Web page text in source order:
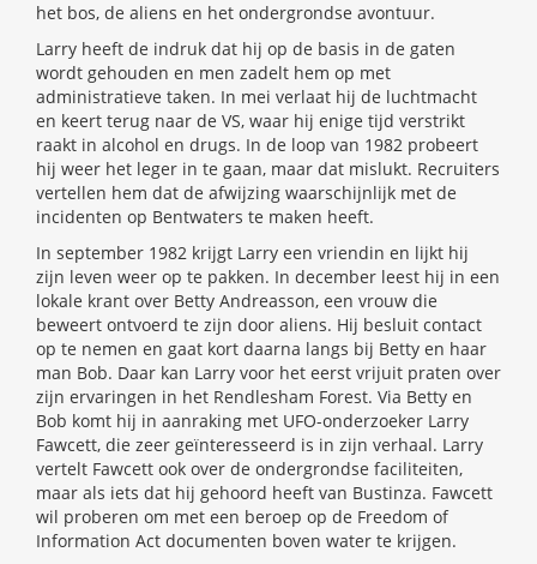
het bos, de aliens en het ondergrondse avontuur.
Larry heeft de indruk dat hij op de basis in de gaten
wordt gehouden en men zadelt hem op met
administratieve taken. In mei verlaat hij de luchtmacht
en keert terug naar de VS, waar hij enige tijd verstrikt
raakt in alcohol en drugs. In de loop van 1982 probeert
hij weer het leger in te gaan, maar dat mislukt. Recruiters
vertellen hem dat de afwijzing waarschijnlijk met de
incidenten op Bentwaters te maken heeft.
In september 1982 krijgt Larry een vriendin en lijkt hij
zijn leven weer op te pakken. In december leest hij in een
lokale krant over Betty Andreasson, een vrouw die
beweert ontvoerd te zijn door aliens. Hij besluit contact
op te nemen en gaat kort daarna langs bij Betty en haar
man Bob. Daar kan Larry voor het eerst vrijuit praten over
zijn ervaringen in het Rendlesham Forest. Via Betty en
Bob komt hij in aanraking met UFO-onderzoeker Larry
Fawcett, die zeer geïnteresseerd is in zijn verhaal. Larry
vertelt Fawcett ook over de ondergrondse faciliteiten,
maar als iets dat hij gehoord heeft van Bustinza. Fawcett
wil proberen om met een beroep op de Freedom of
Information Act documenten boven water te krijgen.